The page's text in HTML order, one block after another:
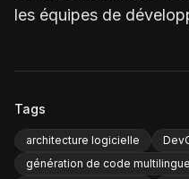
les équipes de
Tags
architecture logicielle
génération de code multilingue